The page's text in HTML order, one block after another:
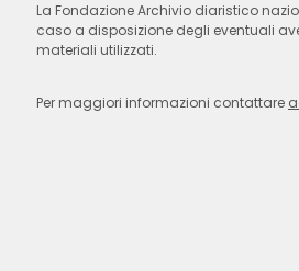
La Fondazione Archivio diaristico
caso a disposizione degli eventuali
materiali utilizzati.
Per maggiori informazioni contattare